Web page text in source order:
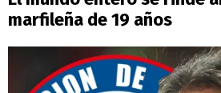
marfileña de 19 años